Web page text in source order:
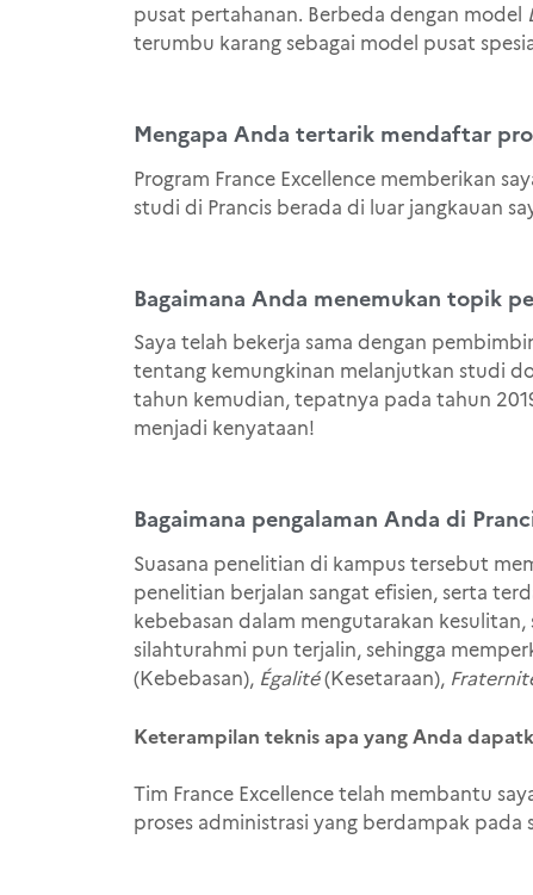
pusat pertahanan. Berbeda dengan model
terumbu karang sebagai model pusat
Mengapa Anda tertarik mendaftar
Program France Excellence memberikan
studi di Prancis berada di luar jangkauan
Bagaimana Anda menemukan topik
Saya telah bekerja sama dengan
tentang kemungkinan melanjutkan studi
tahun kemudian, tepatnya pada tahun
menjadi kenyataan!
Bagaimana pengalaman Anda di
Suasana penelitian di kampus tersebut
penelitian berjalan sangat efisien, serta
kebebasan dalam mengutarakan
silahturahmi pun terjalin, sehingga
(Kebebasan), Égalité(Kesetaraan),
Keterampilan teknis apa yang Anda
Tim France Excellence telah membantu
proses administrasi yang berdampak pada